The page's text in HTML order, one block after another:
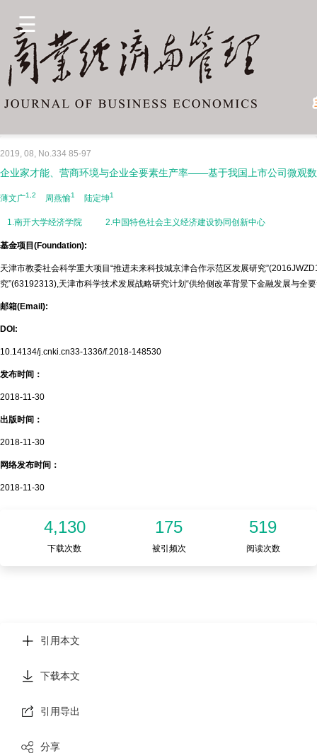
2019, 08, No.334 85-97
企业家才能、营商环境与企业全要素生产率——基于我国上市公司微观
薄文广1,2 周燕愉1 陆定坤1
1.南开大学经济学院 2.中国特色社会主义经济建设协同创新中心
基金项目(Foundation):
天津市教委社会科学重大项目“推进未来科技城京津合作示范区发展研究
究”(63192313),天津市科学技术发展战略研究计划“供给侧改革背景下金融发展与全
邮箱(Email):
DOI:
10.14134/j.cnki.cn33-1336/f.2018-148530
发布时间：
2018-11-30
出版时间：
2018-11-30
网络发布时间：
2018-11-30
4,130 175 519
下载次数 被引频次 阅读次数
引用本文
下载本文
引用导出
分享